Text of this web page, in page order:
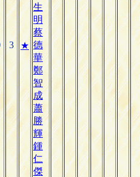
3 ★
生
明
蔡
德
華
鄭
智
成
蕭
勝
輝
鍾
仁
傑